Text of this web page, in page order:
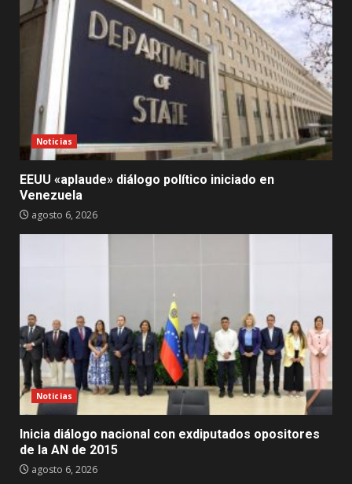
Noticias
EEUU «aplaude» diálogo político iniciado en
Venezuela
agosto 6, 2026
Noticias
Inicia diálogo nacional con exdiputados opositores
de la AN de 2015
agosto 6, 2026